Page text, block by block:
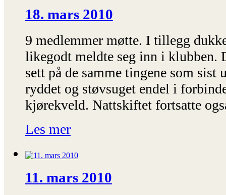
18. mars 2010
9 medlemmer møtte. I tillegg
likegodt meldte seg inn i klubben.
sett på de samme tingene som
ryddet og støvsuget endel i
kjørekveld. Nattskiftet fortsatte
Les mer
11. mars 2010